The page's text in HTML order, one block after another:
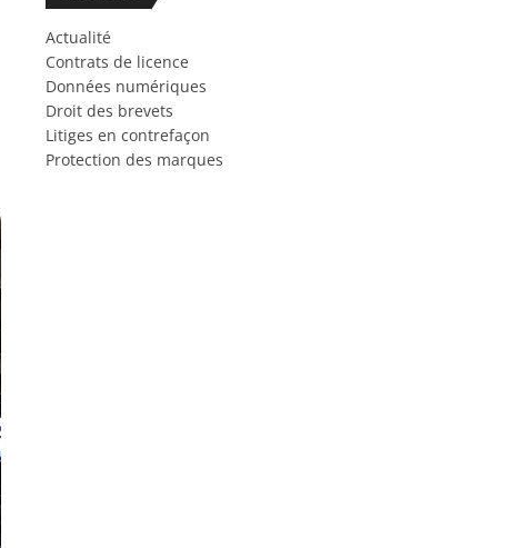
Actualité
Contrats de licence
Données numériques
Droit des brevets
Litiges en contrefaçon
Protection des marques